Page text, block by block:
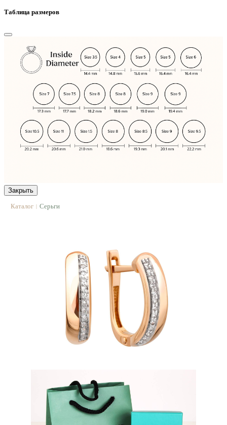
Таблица размеров
Закрыть
Каталог | Серьги